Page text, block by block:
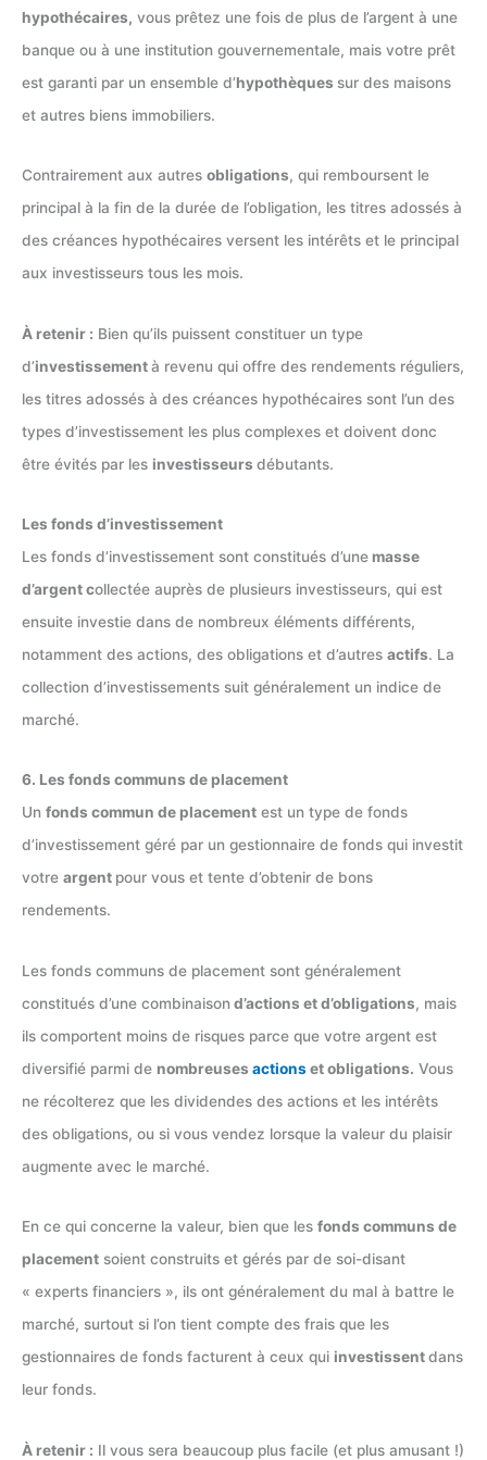
hypothécaires, vous prêtez une fois de plus de l’argent à une
banque ou à une institution gouvernementale, mais votre prêt
est garanti par un ensemble d’hypothèques sur des maisons
et autres biens immobiliers.
Contrairement aux autres obligations, qui remboursent le
principal à la fin de la durée de l’obligation, les titres adossés à
des créances hypothécaires versent les intérêts et le principal
aux investisseurs tous les mois.
À retenir : Bien qu’ils puissent constituer un type
d’investissementà revenu qui offre des rendements réguliers,
les titres adossés à des créances hypothécaires sont l’un des
types d’investissement les plus complexes et doivent donc
être évités par les investisseurs débutants.
Les fonds d’investissement
Les fonds d’investissement sont constitués d’une masse
d’argent collectée auprès de plusieurs investisseurs, qui est
ensuite investie dans de nombreux éléments différents,
notamment des actions, des obligations et d’autres actifs. La
collection d’investissements suit généralement un indice de
marché.
6. Les fonds communs de placement
Un fonds commun de placement est un type de fonds
d’investissement géré par un gestionnaire de fonds qui investit
votre argent pour vous et tente d’obtenir de bons
rendements.
Les fonds communs de placement sont généralement
constitués d’une combinaison d’actions et d’obligations, mais
ils comportent moins de risques parce que votre argent est
diversifié parmi de nombreuses actionset obligations. Vous
ne récolterez que les dividendes des actions et les intérêts
des obligations, ou si vous vendez lorsque la valeur du plaisir
augmente avec le marché.
En ce qui concerne la valeur, bien que les fonds communs de
placement soient construits et gérés par de soi-disant
« experts financiers », ils ont généralement du mal à battre le
marché, surtout si l’on tient compte des frais que les
gestionnaires de fonds facturent à ceux qui investissentdans
leur fonds.
À retenir : Il vous sera beaucoup plus facile (et plus amusant !)